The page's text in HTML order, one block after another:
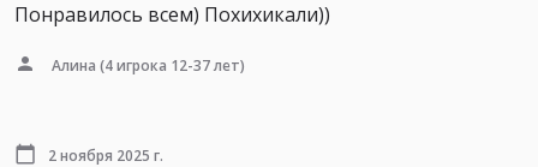
Понравилось всем) Похихикали))
Алина (4 игрока 12-37 лет)
2 ноября 2025 г.